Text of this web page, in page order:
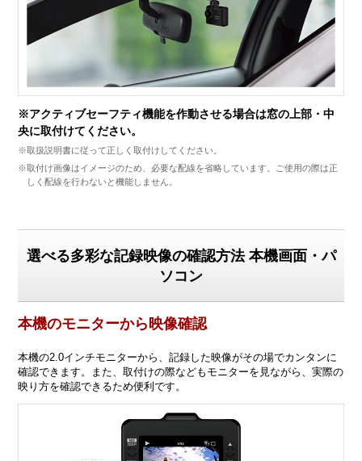
※アクティブセーフティ機能を作動させる場合は窓の上部・中
央に取付けてください。
※取扱説明書に従って正しく取付けしてください。
※取付け画像はイメージのため、必要な配線を省略しています。ご使用の際は正
しく配線を行わないと機能しません。
選べる多彩な記録映像の確認方法 本機画面・パ
ソコン
本機のモニターから映像確認
本機の2.0インチモニターから、記録した映像がその場でカンタンに
確認できます。また、取付けの際などもモニターを見ながら、実際の
映り方を確認できるため便利です。